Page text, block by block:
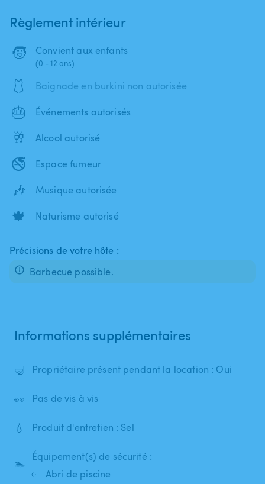
Règlement intérieur
🧒 Convient aux enfants
(0 - 12 ans)
🩱 Baignade en burkini non autorisée
🎂 Événements autorisés
🥂 Alcool autorisé
🚭 Espace fumeur
🎶 Musique autorisée
🍁 Naturisme autorisé
Précisions de votre hôte :
Barbecue possible.
Informations supplémentaires
🤿 Propriétaire présent pendant la location : Oui
👀 Pas de vis à vis
💧 Produit d'entretien : Sel
🏊
Équipement(s) de sécurité :
Abri de piscine